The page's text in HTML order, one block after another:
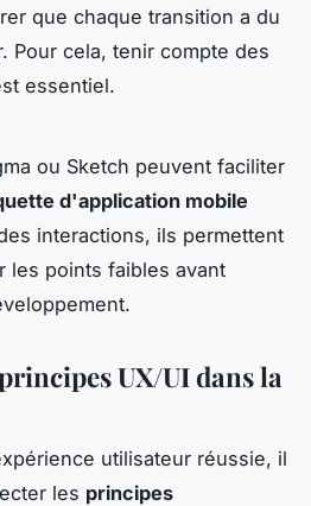
que chaque transition a du
Pour cela, tenir compte des
essentiel.
ou Sketch peuvent faciliter
d'application mobile
interactions, ils permettent
les points faibles avant
UX/UI dans la
utilisateur réussie, il
les principes